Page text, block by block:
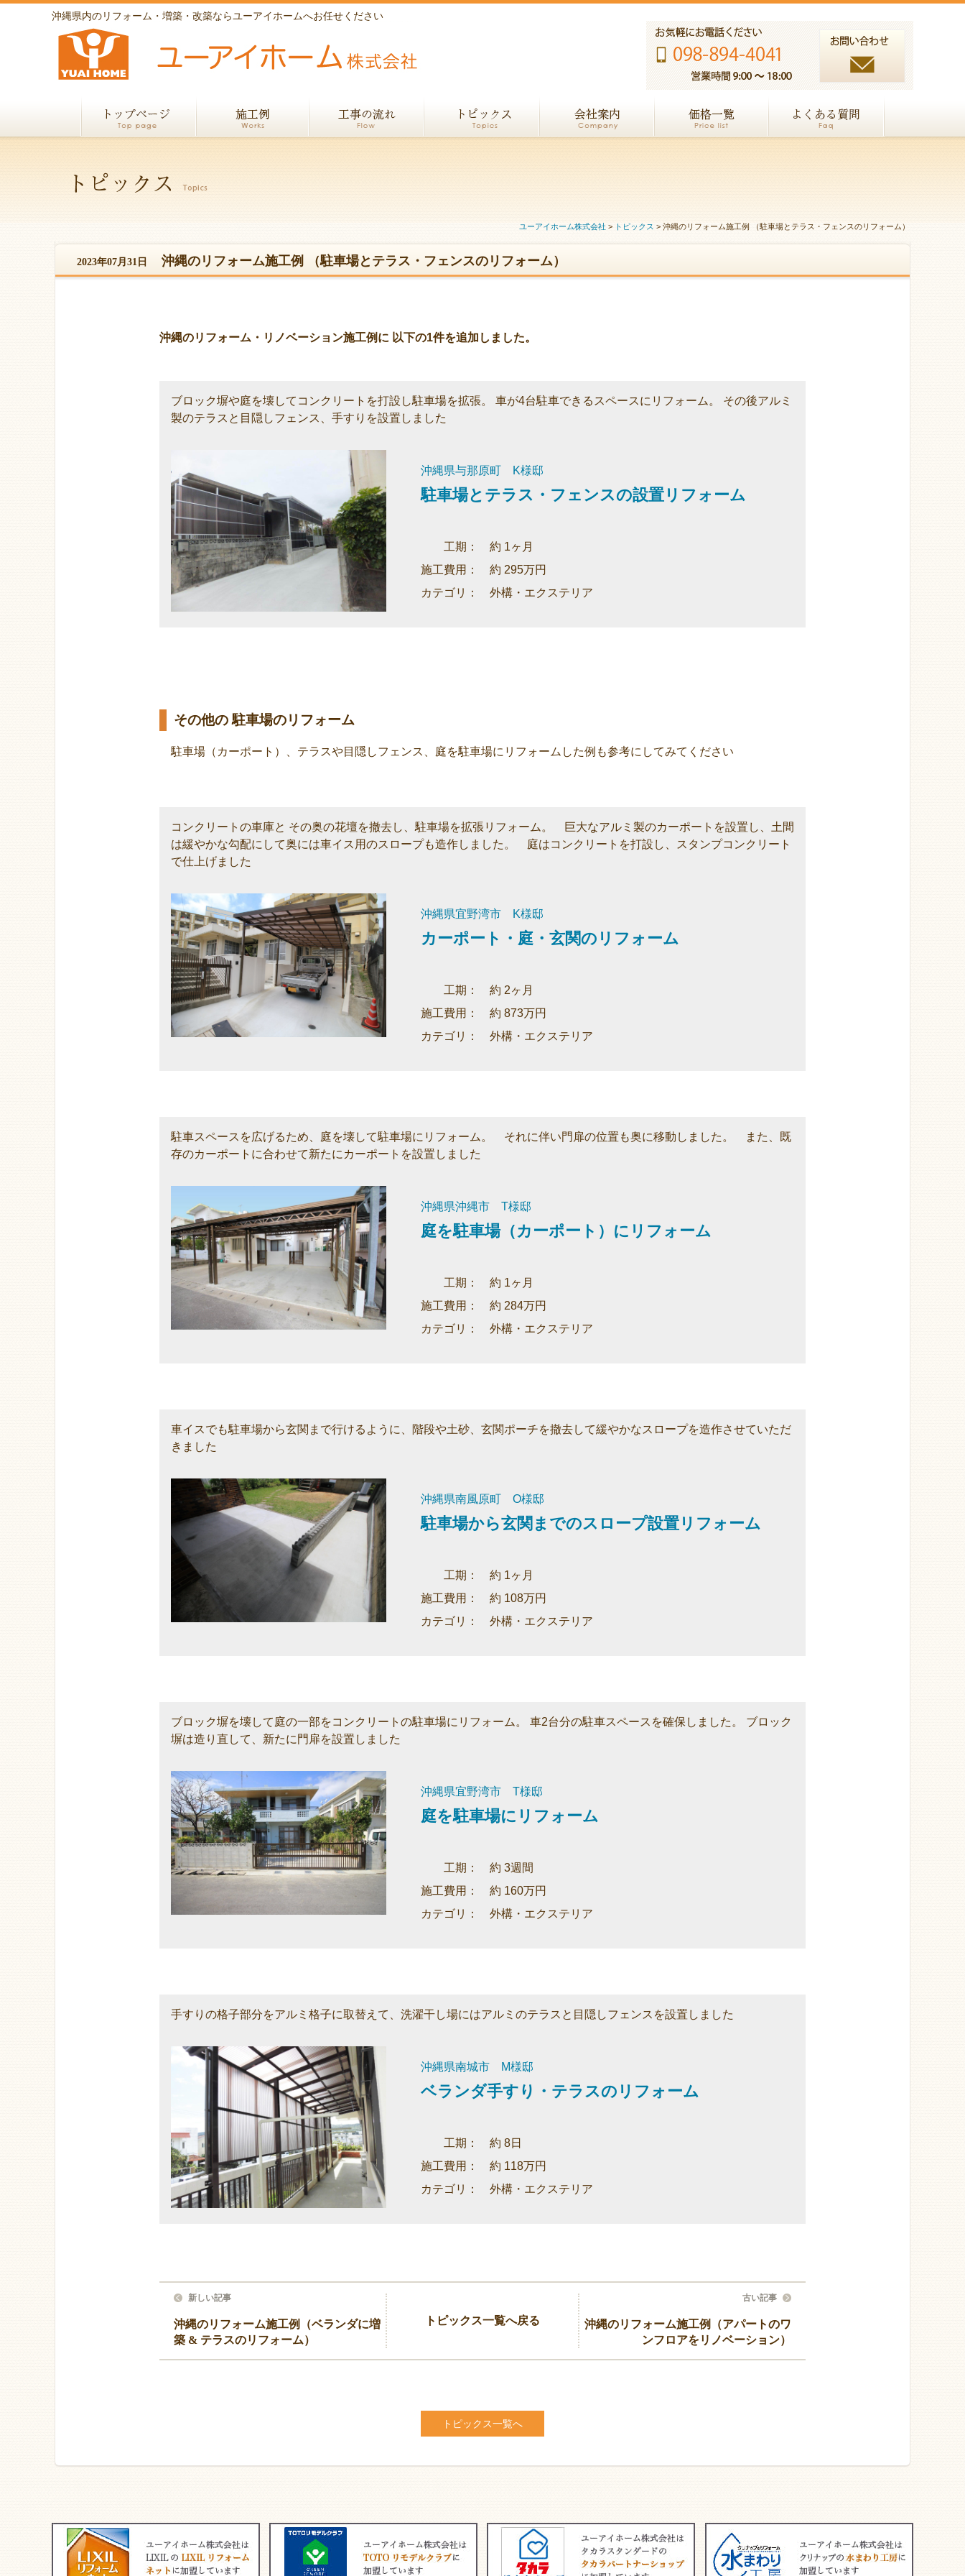
沖縄県内のリフォーム・増築・改築ならユーアイホームへお任せください
ユーアイホーム株式会社 > トピックス > 沖縄のリフォーム施工例 （駐車場とテラス・フェンスのリフォーム）
2023年07月31日 沖縄のリフォーム施工例 （駐車場とテラス・フェンスのリフォーム）
沖縄のリフォーム・リノベーション施工例に 以下の1件を追加しました。
ブロック塀や庭を壊してコンクリートを打設し駐車場を拡張。 車が4台駐車できるスペースにリフォーム。 その後アルミ
製のテラスと目隠しフェンス、手すりを設置しました
沖縄県与那原町 K様邸
駐車場とテラス・フェンスの設置リフォーム
工期： 約 1ヶ月
施工費用： 約 295万円
カテゴリ： 外構・エクステリア
その他の 駐車場のリフォーム
駐車場（カーポート）、テラスや目隠しフェンス、庭を駐車場にリフォームした例も参考にしてみてください
コンクリートの車庫と その奥の花壇を撤去し、駐車場を拡張リフォーム。 巨大なアルミ製のカーポートを設置し、土間
は緩やかな勾配にして奥には車イス用のスロープも造作しました。 庭はコンクリートを打設し、スタンプコンクリート
で仕上げました
沖縄県宜野湾市 K様邸
カーポート・庭・玄関のリフォーム
工期： 約 2ヶ月
施工費用： 約 873万円
カテゴリ： 外構・エクステリア
駐車スペースを広げるため、庭を壊して駐車場にリフォーム。 それに伴い門扉の位置も奥に移動しました。 また、既
存のカーポートに合わせて新たにカーポートを設置しました
沖縄県沖縄市 T様邸
庭を駐車場（カーポート）にリフォーム
工期： 約 1ヶ月
施工費用： 約 284万円
カテゴリ： 外構・エクステリア
車イスでも駐車場から玄関まで行けるように、階段や土砂、玄関ポーチを撤去して緩やかなスロープを造作させていただ
きました
沖縄県南風原町 O様邸
駐車場から玄関までのスロープ設置リフォーム
工期： 約 1ヶ月
施工費用： 約 108万円
カテゴリ： 外構・エクステリア
ブロック塀を壊して庭の一部をコンクリートの駐車場にリフォーム。 車2台分の駐車スペースを確保しました。 ブロック
塀は造り直して、新たに門扉を設置しました
沖縄県宜野湾市 T様邸
庭を駐車場にリフォーム
工期： 約 3週間
施工費用： 約 160万円
カテゴリ： 外構・エクステリア
手すりの格子部分をアルミ格子に取替えて、洗濯干し場にはアルミのテラスと目隠しフェンスを設置しました
沖縄県南城市 M様邸
ベランダ手すり・テラスのリフォーム
工期： 約 8日
施工費用： 約 118万円
カテゴリ： 外構・エクステリア
新しい記事
沖縄のリフォーム施工例（ベランダに増
築 & テラスのリフォーム）
トピックス一覧へ戻る
古い記事
沖縄のリフォーム施工例（アパートのワ
ンフロアをリノベーション）
トピックス一覧へ